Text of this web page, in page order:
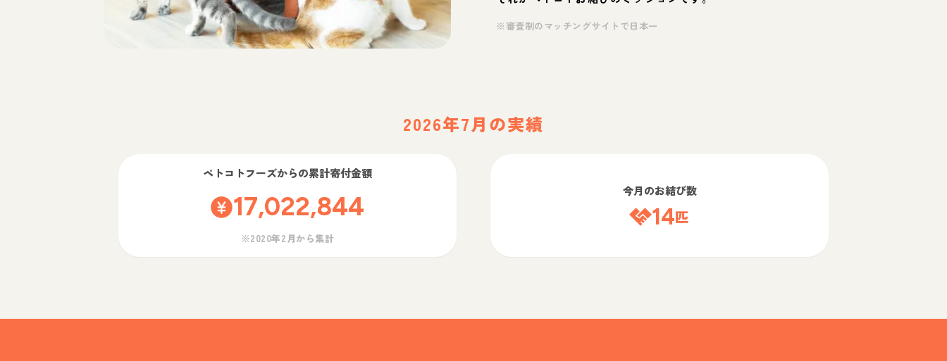
※審査制のマッチングサイトで日本一
2026年7月の実績
ペトコトフーズからの累計寄付金額
17,022,844
※2020年2月から集計
今月のお結び数
14匹